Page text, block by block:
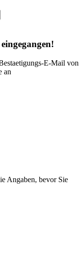
E-Mail von
an
Angaben, bevor Sie